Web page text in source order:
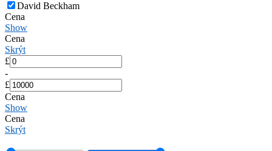
David Beckham
Cena
Show
Cena
Skrýt
£
-
£
Cena
Show
Cena
Skrýt